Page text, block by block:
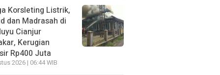
Korsleting Listrik,
dan Madrasah di
Cianjur
Kerugian
Rp400 Juta
2026 | 06:44 WIB